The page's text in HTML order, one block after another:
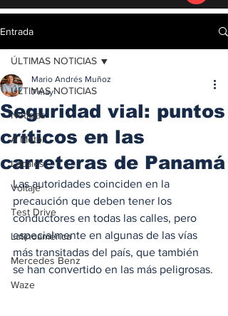
Entrada
ÚLTIMAS NOTICIAS
Noticias
A Motor
Locales
Voltaje
Test Drive
Latinoamérica
Mercedes Benz
Waze
ÚLTIMAS NOTICIAS
Seguridad vial: puntos
críticos en las
carreteras de Panamá
Mario Andrés Muñoz
7 may
Las autoridades coinciden en la
precaución que deben tener los
conductores en todas las calles, pero
especialmente en algunas de las vías
más transitadas del país, que también
se han convertido en las más peligrosas.